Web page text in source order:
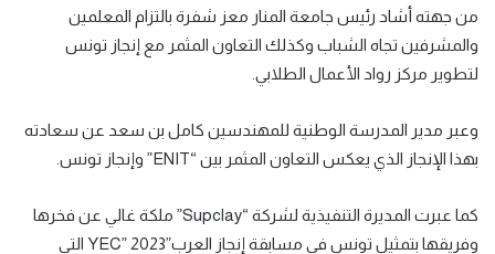
من جهته أشاد رئيس جامعة المنار معز شفرة بالتزام المعلمين
والمشرفين تجاه الشباب وكذلك التعاون المثمر مع إنجاز تونس
لتطوير مركز رواد الأعمال الطلابي.
وعبر مدير المدرسة الوطنية للمهندسين كامل بن سعد عن سعادته
بهذا الإنجاز الذي يعكس التعاون المثمر بين “ENIT” وإنجاز تونس.
كما عبرت المديرة التنفيذية لشركة “Supclay” ملكة غالي عن فخرها
وفريقها بتمثيل تونس في مسابقة إنجاز العرب”YEC” 2023 التي